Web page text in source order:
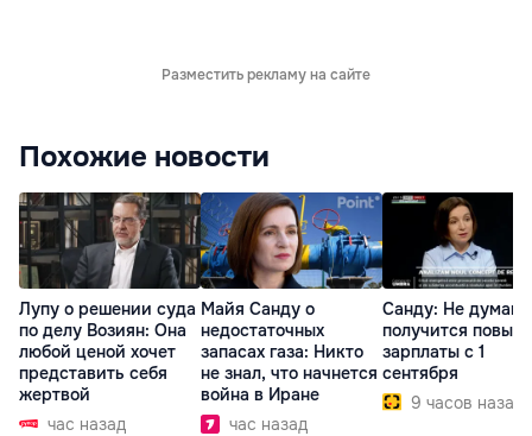
Разместить рекламу на сайте
Похожие новости
Лупу о решении суда
по делу Возиян: Она
любой ценой хочет
представить себя
жертвой
час назад
Майя Санду о
недостаточных
запасах газа: Никто
не знал, что начнется
война в Иране
час назад
Санду: Не думаю,
получится
зарплаты с 1
сентября
9 часов назад